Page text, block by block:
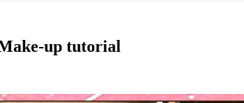
up tutorial